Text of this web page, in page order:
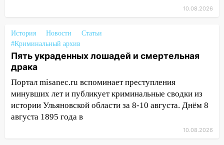
Волге пропал известный блогер: нужна
15:28 Соцсети: на «Ауди» упало дерево
в Новом городе
15:12
многоэтажке
14:18 Гинеколог рассказала о том, с
какими сложностями сталкиваются
молодые мамы
10.08.2026
История Новости
Статьи
#Криминальный архив
Пять украденных лошадей и смертельная
драка
Портал misanec.ru вспоминает преступления
минувших лет и публикует криминальные сводки из
истории Ульяновской области за 8-10 августа. Днём 8
августа 1895 года в
10.08.2026